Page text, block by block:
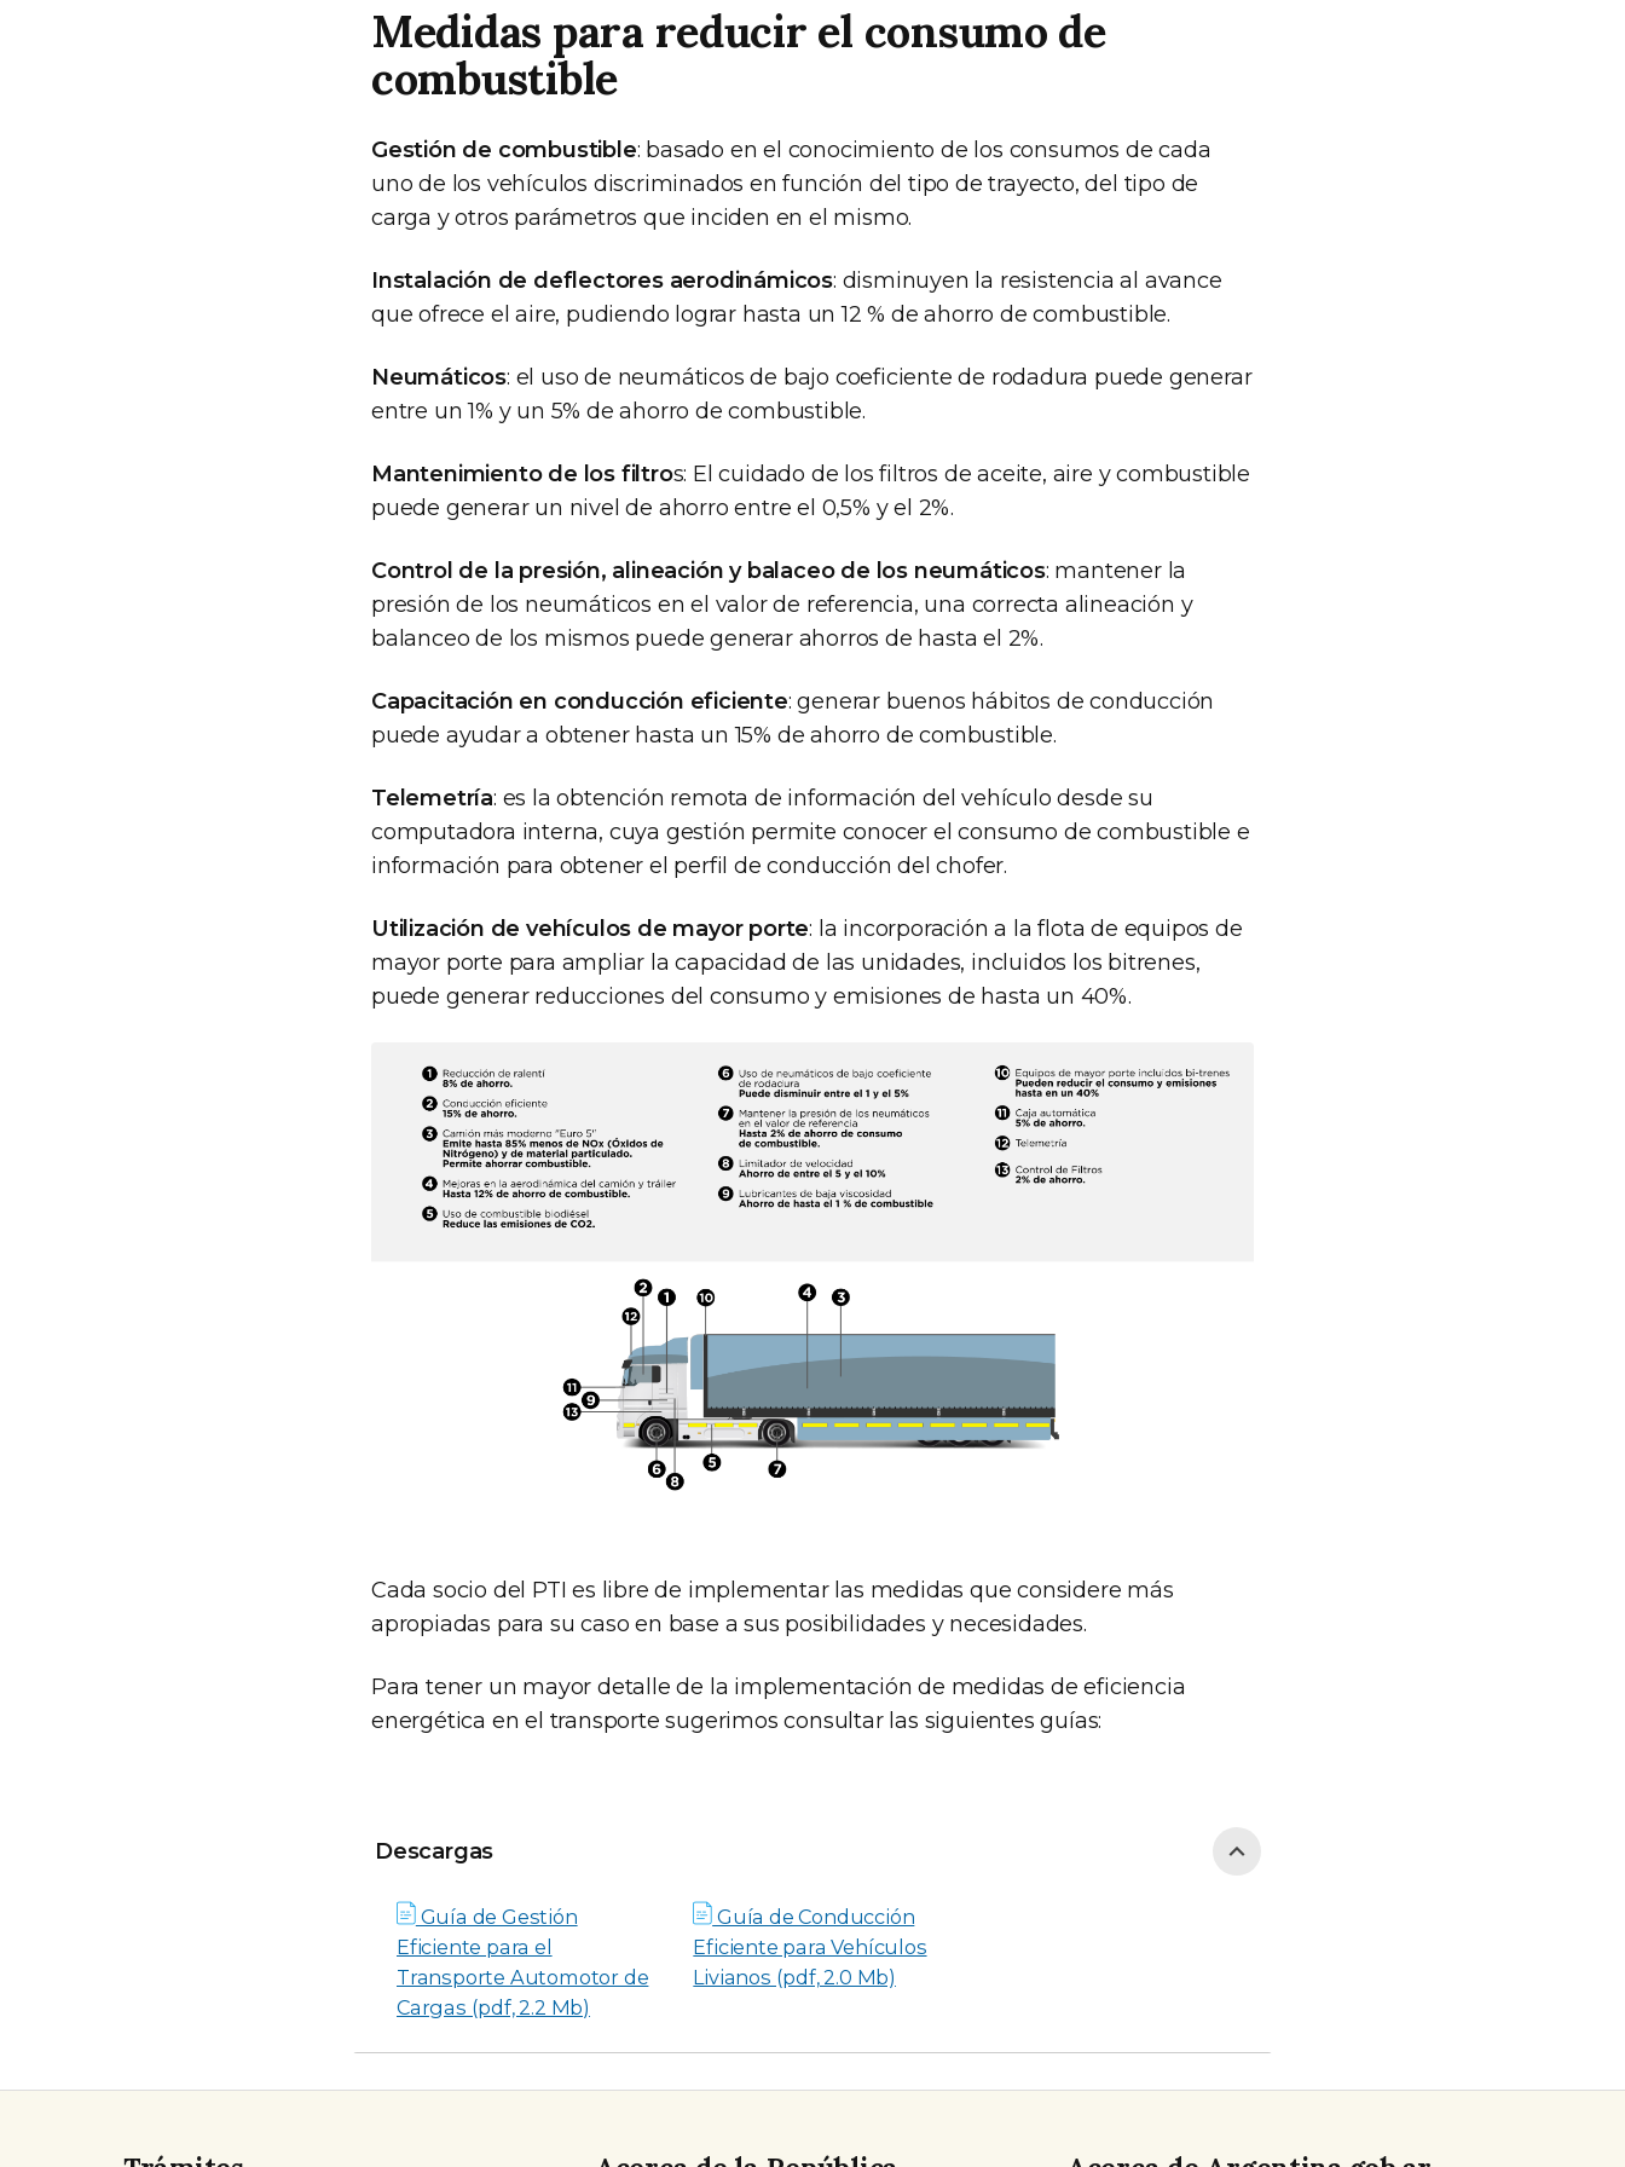
Medidas para reducir el consumo de
combustible
Gestión de combustible: basado en el conocimiento de los consumos de cada
uno de los vehículos discriminados en función del tipo de trayecto, del tipo de
carga y otros parámetros que inciden en el mismo.
Instalación de deflectores aerodinámicos: disminuyen la resistencia al avance
que ofrece el aire, pudiendo lograr hasta un 12 % de ahorro de combustible.
Neumáticos: el uso de neumáticos de bajo coeficiente de rodadura puede generar
entre un 1% y un 5% de ahorro de combustible.
Mantenimiento de los filtros: El cuidado de los filtros de aceite, aire y combustible
puede generar un nivel de ahorro entre el 0,5% y el 2%.
Control de la presión, alineación y balaceo de los neumáticos: mantener la
presión de los neumáticos en el valor de referencia, una correcta alineación y
balanceo de los mismos puede generar ahorros de hasta el 2%.
Capacitación en conducción eficiente: generar buenos hábitos de conducción
puede ayudar a obtener hasta un 15% de ahorro de combustible.
Telemetría: es la obtención remota de información del vehículo desde su
computadora interna, cuya gestión permite conocer el consumo de combustible e
información para obtener el perfil de conducción del chofer.
Utilización de vehículos de mayor porte: la incorporación a la flota de equipos de
mayor porte para ampliar la capacidad de las unidades, incluidos los bitrenes,
puede generar reducciones del consumo y emisiones de hasta un 40%.
Cada socio del PTI es libre de implementar las medidas que considere más
apropiadas para su caso en base a sus posibilidades y necesidades.
Para tener un mayor detalle de la implementación de medidas de eficiencia
energética en el transporte sugerimos consultar las siguientes guías:
Descargas
Descargas
Guía de Gestión
Eficiente para el
Transporte Automotor de
Cargas (pdf, 2.2 Mb)
Guía de Conducción
Eficiente para Vehículos
Livianos (pdf, 2.0 Mb)